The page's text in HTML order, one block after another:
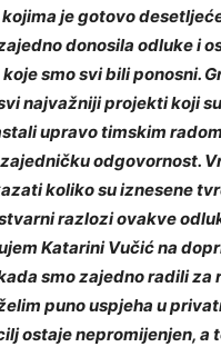
je gotovo
donosila odluke i
smo svi bili ponosni.
najvažniji projekti koji
upravo timskim
odgovornost.
koliko su iznesene
razlozi ovakve
Katarini Vučić na
smo zajedno radili za
puno uspjeha u
ostaje nepromijenjen, a